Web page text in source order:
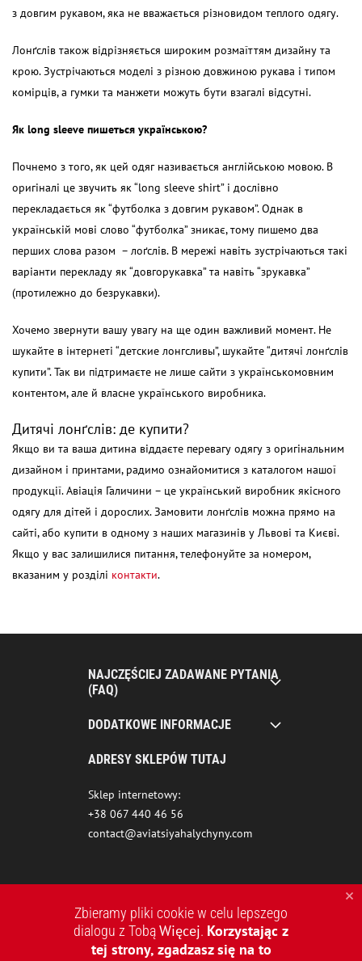
з довгим рукавом, яка не вважається різновидом теплого одягу.
Лонґслів також відрізняється широким розмаїттям дизайну та
крою. Зустрічаються моделі з різною довжиною рукава і типом
комірців, а гумки та манжети можуть бути взагалі відсутні.
Як long sleeve пишеться українською?
Почнемо з того, як цей одяг називається англійською мовою. В
оригіналі це звучить як “long sleeve shirt” і дослівно
перекладається як “футболка з довгим рукавом”. Однак в
українській мові слово “футболка” зникає, тому пишемо два
перших слова разом – лоґслів. В мережі навіть зустрічаються такі
варіанти перекладу як “довгорукавка” та навіть “зрукавка”
(протилежно до безрукавки).
Хочемо звернути вашу увагу на ще один важливий момент. Не
шукайте в інтернеті “детские лонгсливы”, шукайте “дитячі лонґслів
купити”. Так ви підтримаєте не лише сайти з українськомовним
контентом, але й власне українського виробника.
Дитячі лонґслів: де купити?
Якщо ви та ваша дитина віддаєте перевагу одягу з оригінальним
дизайном і принтами, радимо ознайомитися з каталогом нашої
продукції.Авіація Галичини – це український виробник якісного
одягу для дітей і дорослих. Замовити лонґслів можна прямо на
сайті, або купити в одному з наших магазинів у Львові та Києві.
Якщо у вас залишилися питання, телефонуйте за номером,
вказаним у розділі контакти.
NAJCZĘŚCIEJ ZADAWANE PYTANIA
(FAQ)
DODATKOWE INFORMACJE
ADRESY SKLEPÓW TUTAJ
Sklep internetowy:
+38 067 440 46 56
contact@aviatsiyahalychyny.com
Zbieramy pliki cookie w celu lepszego
dialogu z TobąWięcej. Korzystając z
tej strony, zgadzasz się na to